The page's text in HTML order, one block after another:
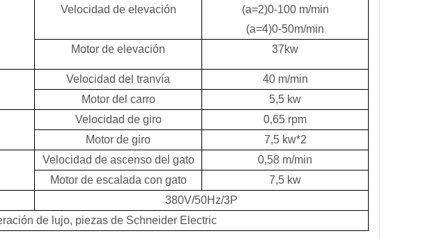
Velocidad de elevación
(a=2)0-100 m/min
(a=4)0-50m/min
Motor de elevación
37kw
Velocidad del tranvía
40 m/min
Motor del carro
5,5 kw
Velocidad de giro
0,65 rpm
Motor de giro
7,5 kw*2
Velocidad de ascenso del gato
0,58 m/min
Motor de escalada con gato
7,5 kw
380V/50Hz/3P
de lujo, piezas de Schneider Electric